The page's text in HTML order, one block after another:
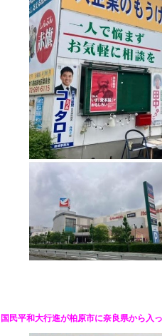
国民平和大行進が柏原市に奈良県から入っ